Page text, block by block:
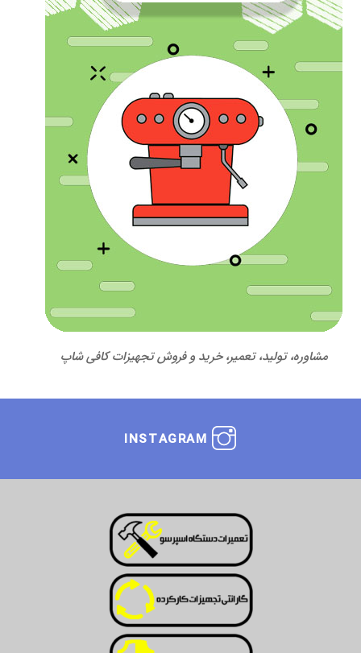
مشاوره، تولید، تعمیر، خرید و فروش تجهیزات کافی شاپ
INSTAGRAM